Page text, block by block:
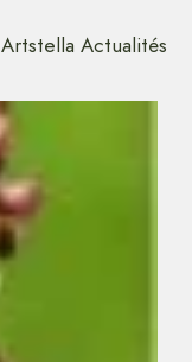
Artstella Actualités